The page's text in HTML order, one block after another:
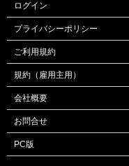
ログイン
プライバシーポリシー
ご利用規約
規約（雇用主用）
会社概要
お問合せ
PC版